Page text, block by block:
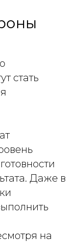
стать
Даже в
на